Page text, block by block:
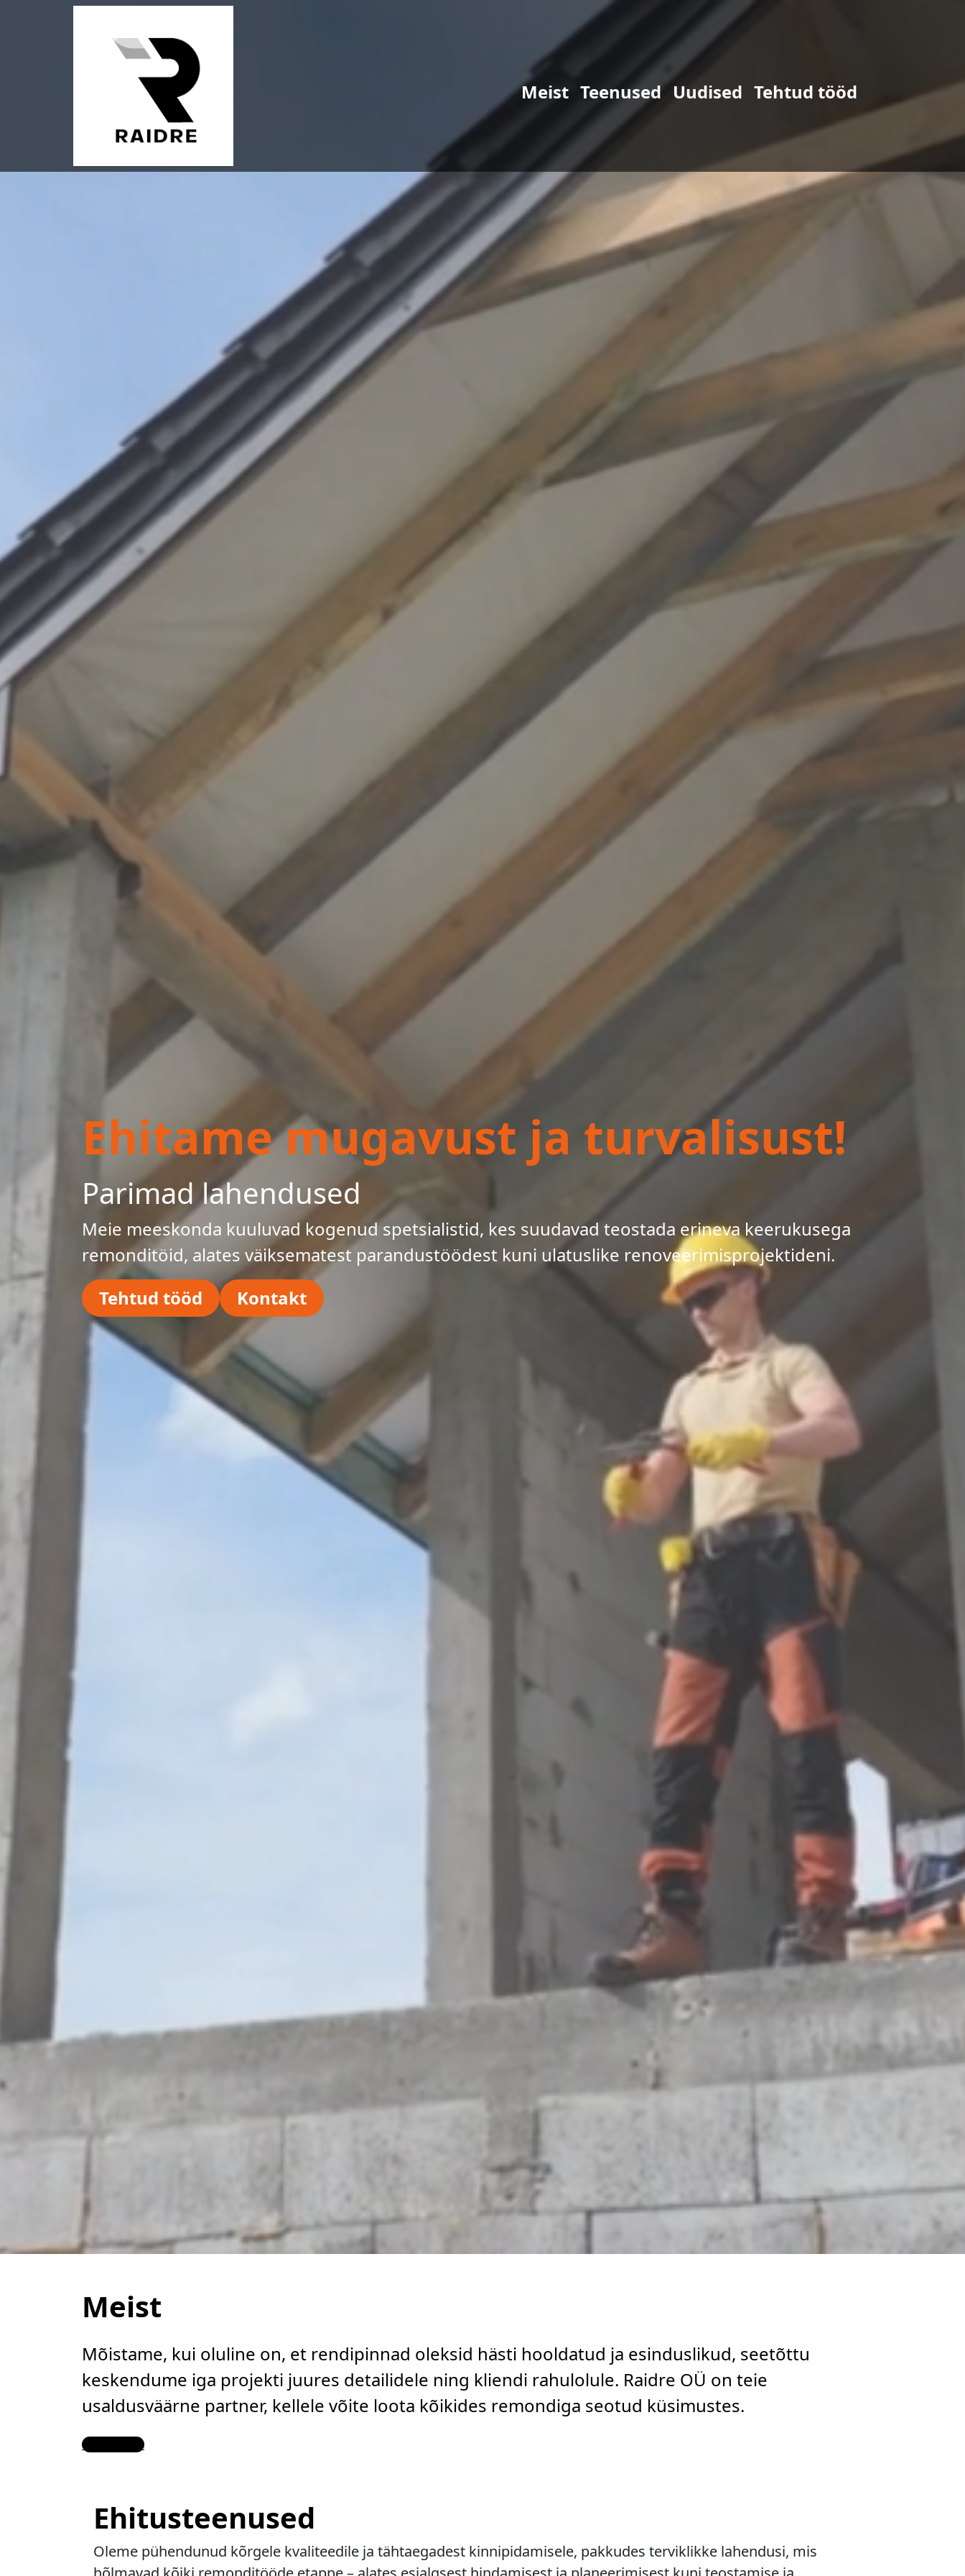
Meist Teenused Uudised Tehtud tööd
Ehitame mugavust ja turvalisust!
Parimad lahendused
Meie meeskonda kuuluvad kogenud spetsialistid, kes suudavad teostada erineva keerukusega
remonditöid, alates väiksematest parandustöödest kuni ulatuslike renoveerimisprojektideni.
Tehtud tööd
Kontakt
Meist
Mõistame, kui oluline on, et rendipinnad oleksid hästi hooldatud ja esinduslikud, seetõttu
keskendume iga projekti juures detailidele ning kliendi rahulolule. Raidre OÜ on teie
usaldusväärne partner, kellele võite loota kõikides remondiga seotud küsimustes.
Contact Us
Ehitusteenused
Oleme pühendunud kõrgele kvaliteedile ja tähtaegadest kinnipidamisele, pakkudes terviklikke lahendusi, mis